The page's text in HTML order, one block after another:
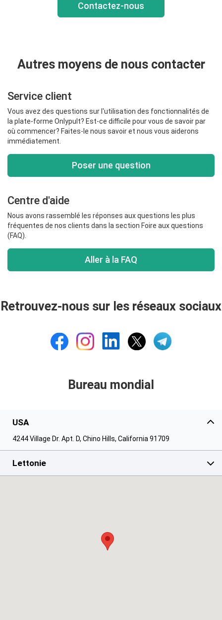
Contactez-nous
Autres moyens de nous contacter
Service client
Vous avez des questions sur l'utilisation des fonctionnalités de
la plate-forme Onlypult? Est-ce difficile pour vous de savoir par
où commencer? Faites-le nous savoir et nous vous aiderons
immédiatement.
Poser une question
Centre d'aide
Nous avons rassemblé les réponses aux questions les plus
fréquentes de nos clients dans la section Foire aux questions
(FAQ).
Aller à la FAQ
Retrouvez-nous sur les réseaux sociaux
Bureau mondial
USA
4244 Village Dr. Apt. D, Chino Hills, California 91709
Lettonie